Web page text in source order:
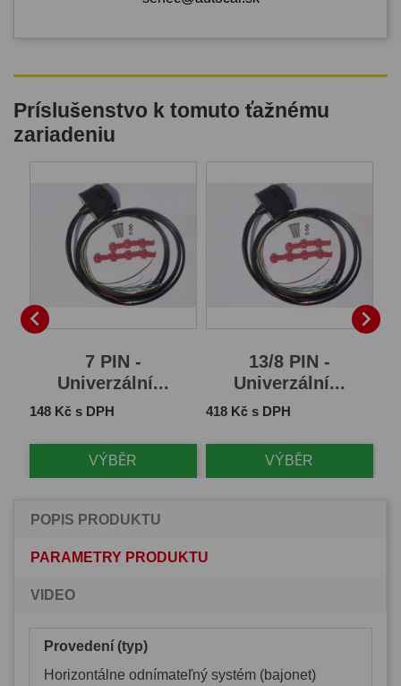
Príslušenstvo k tomuto ťažnému
zariadeniu

7 PIN -
Univerzální...
Cena
148 Kč s DPH
VÝBĚR
13/8 PIN -
Univerzální...
Cena
418 Kč s DPH
VÝBĚR

POPIS PRODUKTU
PARAMETRY PRODUKTU
VIDEO
Provedení (typ)
Horizontálne odnímateľný systém (bajonet)